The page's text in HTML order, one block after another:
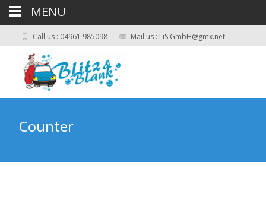
Call us : 04961 985098 Mail us : LiS.GmbH@gmx.net
Counter
MENU